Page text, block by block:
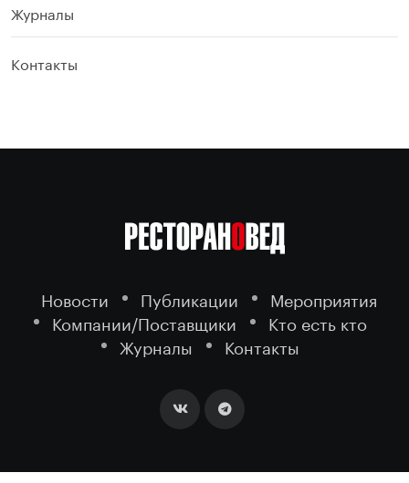
Журналы
Контакты
Новости Публикации
Мероприятия
Компании/Поставщики
Кто есть кто
Журналы
Контакты